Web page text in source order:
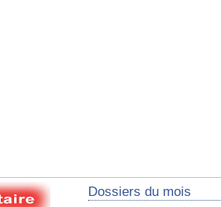
Dossiers du mois